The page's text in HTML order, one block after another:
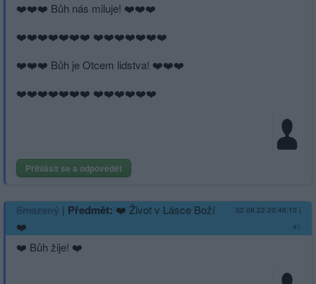
❤️❤️❤️ Bůh nás miluje! ❤️❤️❤️
❤️❤️❤️❤️❤️❤️❤️ ❤️❤️❤️❤️❤️❤️❤️
❤️❤️❤️ Bůh je Otcem lidstva! ❤️❤️❤️
❤️❤️❤️❤️❤️❤️❤️ ❤️❤️❤️❤️❤️❤️
Přihlásit se a odpovědět
Smazaný | Předmět: ❤️ Život v Lásce Boží
❤️
02.08.22 20:46:10 |
#1
❤️ Bůh žije! ❤️